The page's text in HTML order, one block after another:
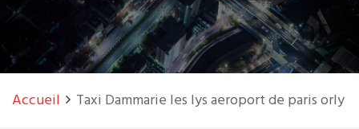
Accueil Taxi Dammarie les lys aeroport de paris orly